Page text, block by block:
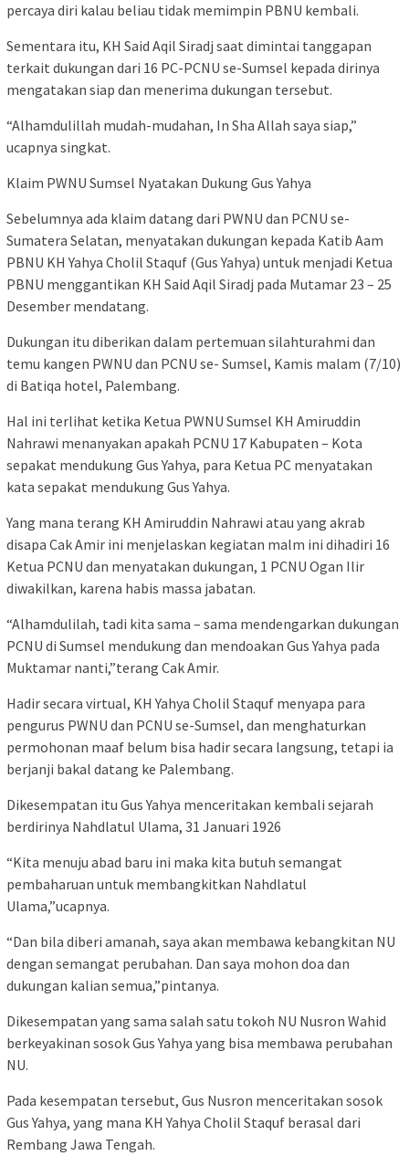
percaya diri kalau beliau tidak memimpin PBNU kembali.
Sementara itu, KH Said Aqil Siradj saat dimintai tanggapan
terkait dukungan dari 16 PC-PCNU se-Sumsel kepada dirinya
mengatakan siap dan menerima dukungan tersebut.
“Alhamdulillah mudah-mudahan, In Sha Allah saya siap,”
ucapnya singkat.
Klaim PWNU Sumsel Nyatakan Dukung Gus Yahya
Sebelumnya ada klaim datang dari PWNU dan PCNU se-
Sumatera Selatan, menyatakan dukungan kepada Katib Aam
PBNU KH Yahya Cholil Staquf (Gus Yahya) untuk menjadi Ketua
PBNU menggantikan KH Said Aqil Siradj pada Mutamar 23 – 25
Desember mendatang.
Dukungan itu diberikan dalam pertemuan silahturahmi dan
temu kangen PWNU dan PCNU se- Sumsel, Kamis malam (7/10)
di Batiqa hotel, Palembang.
Hal ini terlihat ketika Ketua PWNU Sumsel KH Amiruddin
Nahrawi menanyakan apakah PCNU 17 Kabupaten – Kota
sepakat mendukung Gus Yahya, para Ketua PC menyatakan
kata sepakat mendukung Gus Yahya.
Yang mana terang KH Amiruddin Nahrawi atau yang akrab
disapa Cak Amir ini menjelaskan kegiatan malm ini dihadiri 16
Ketua PCNU dan menyatakan dukungan, 1 PCNU Ogan Ilir
diwakilkan, karena habis massa jabatan.
“Alhamdulilah, tadi kita sama – sama mendengarkan dukungan
PCNU di Sumsel mendukung dan mendoakan Gus Yahya pada
Muktamar nanti,”terang Cak Amir.
Hadir secara virtual, KH Yahya Cholil Staquf menyapa para
pengurus PWNU dan PCNU se-Sumsel, dan menghaturkan
permohonan maaf belum bisa hadir secara langsung, tetapi ia
berjanji bakal datang ke Palembang.
Dikesempatan itu Gus Yahya menceritakan kembali sejarah
berdirinya Nahdlatul Ulama, 31 Januari 1926
“Kita menuju abad baru ini maka kita butuh semangat
pembaharuan untuk membangkitkan Nahdlatul
Ulama,”ucapnya.
“Dan bila diberi amanah, saya akan membawa kebangkitan NU
dengan semangat perubahan. Dan saya mohon doa dan
dukungan kalian semua,”pintanya.
Dikesempatan yang sama salah satu tokoh NU Nusron Wahid
berkeyakinan sosok Gus Yahya yang bisa membawa perubahan
NU.
Pada kesempatan tersebut, Gus Nusron menceritakan sosok
Gus Yahya, yang mana KH Yahya Cholil Staquf berasal dari
Rembang Jawa Tengah.